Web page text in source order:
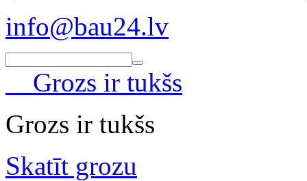
info@bau24.lv
Grozs ir tukšs
Grozs ir tukšs
Skatīt grozu